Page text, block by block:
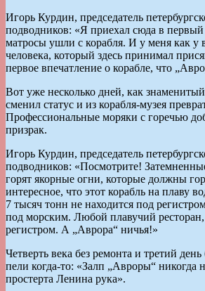
Игорь Курдин, председатель
подводников: «Я приехал сюда в первый
матросы ушли с корабля. И у меня как у
человека, который здесь принимал
первое впечатление о корабле, что
Вот уже несколько дней, как
сменил статус и из корабля-музея
Профессиональные моряки с горечью
призрак.
Игорь Курдин, председатель
подводников: «Посмотрите!
горят якорные огни, которые должны
интересное, что этот корабль на плаву
7 тысяч тонн не находится под
под морским. Любой плавучий ресторан,
регистром. А „Аврора“ ничья!»
Четверть века без ремонта и третий
пели когда-то: «Залп „Авроры“ никогда
простерта Ленина рука».